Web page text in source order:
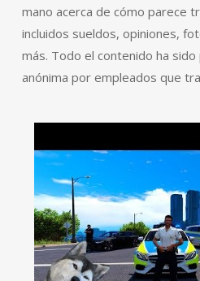
mano acerca de cómo parece
incluidos sueldos, opiniones,
más. Todo el contenido ha
anónima por empleados que